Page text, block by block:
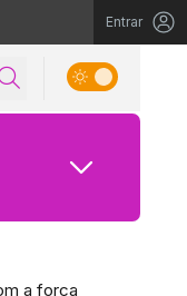
Entrar
a força